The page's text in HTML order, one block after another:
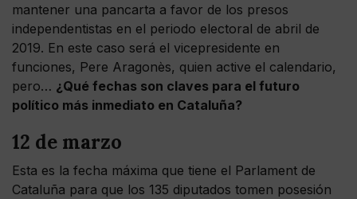
mantener una pancarta a favor de los presos
independentistas en el periodo electoral de abril de
2019. En este caso será el vicepresidente en
funciones, Pere Aragonès, quien active el calendario,
pero… ¿Qué fechas son claves para el futuro
político más inmediato en Cataluña?
12 de marzo
Esta es la fecha máxima que tiene el Parlament de
Cataluña para que los 135 diputados tomen posesión